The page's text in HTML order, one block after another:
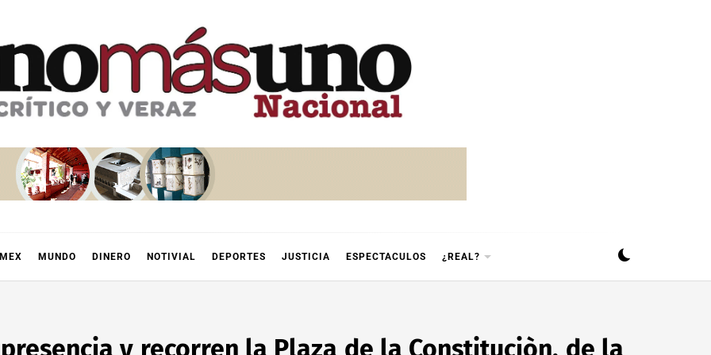
MUNDO DINERO NOTIVIAL DEPORTES JUSTICIA ESPECTACULOS ¿REAL?
y recorren la Plaza de la Constituciòn, de la